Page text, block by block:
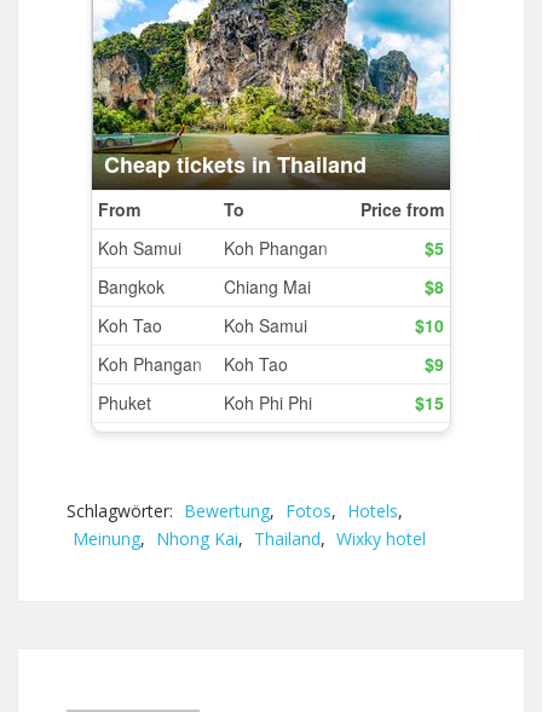
Schlagwörter: Bewertung, Fotos, Hotels,
Meinung, Nhong Kai, Thailand, Wixky hotel